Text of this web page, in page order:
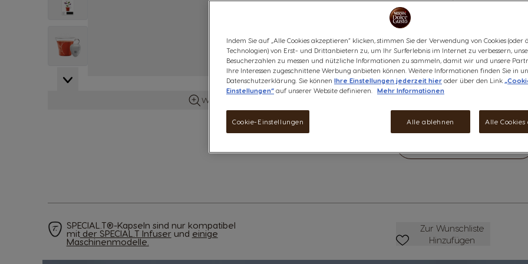
View larger image
Weitere Details anzeigen
Ein kräftiger, malziger Assam-
Frühstück.​
Produktinformationen
CHF 5.40
Weniger
Menge
SPECIAL.T®-Kapseln sind nur kompatibel
mitder SPECIAL.T Infuserund einige
Maschinenmodelle.
Zur Wunschliste Hinzufügen
Zur Wunschliste
Hinzufügen
Indem Sie auf „Alle Cookies akzeptieren“ klicken, stimmen Sie der Verwendung von Cookies (oder
Technologien) von Erst- und Drittanbietern zu, um Ihr Surferlebnis im Internet zu verbessern,
Besucherzahlen zu messen und nützliche Informationen zu sammeln, damit wir und unsere
Ihre Interessen zugeschnittene Werbung anbieten können. Weitere Informationen finden Sie in
Datenschutzerklärung. Sie können Ihre Einstellungen jederzeit hier oder über den Link
Einstellungen“ auf unserer Website definieren. Mehr Informationen
Cookie-Einstellungen Alle ablehnen Alle